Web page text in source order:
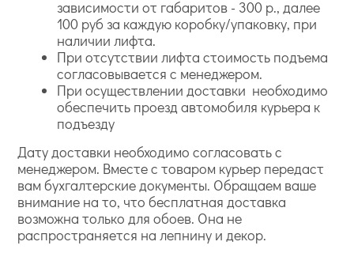
зависимости от габаритов - 300 р., далее
100 руб за каждую коробку/упаковку, при
наличии лифта.
При отсутствии лифта стоимость подъема
согласовывается с менеджером.
При осуществлении доставки необходимо
обеспечить проезд автомобиля курьера к
подъезду
Дату доставки необходимо согласовать с
менеджером. Вместе с товаром курьер передаст
вам бухгалтерские документы. Обращаем ваше
внимание на то, что бесплатная доставка
возможна только для обоев. Она не
распространяется на лепнину и декор.